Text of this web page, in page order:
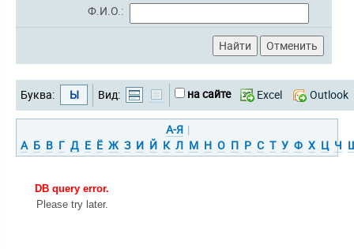
Ф.И.О.:
Буква: Ы Вид: на сайте Excel Outlook
А-Я |
А Б В Г Д Е Ё Ж З И Й К Л М Н О П Р С Т У Ф Х Ц Ч
DB query error.
Please try later.